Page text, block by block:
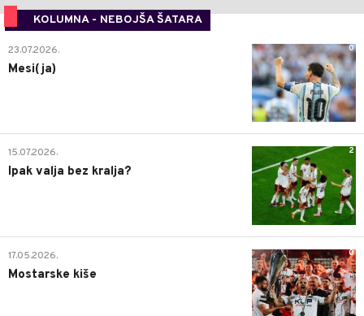
KOLUMNA - NEBOJŠA ŠATARA
0
23.07.2026.
Mesi(ja)
2
15.07.2026.
Ipak valja bez kralja?
0
17.05.2026.
Mostarske kiše